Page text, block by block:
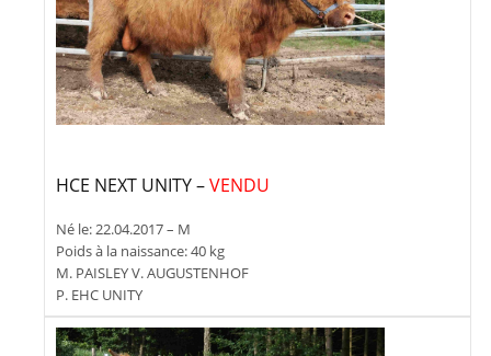
HCE NEXT UNITY –VENDU
Né le: 22.04.2017 – M
Poids à la naissance: 40 kg
M. PAISLEY V. AUGUSTENHOF
P. EHC UNITY